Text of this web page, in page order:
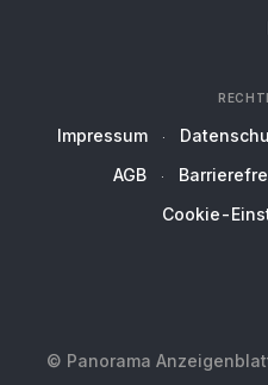
Impressum
AGB
Cookie-
© Panorama